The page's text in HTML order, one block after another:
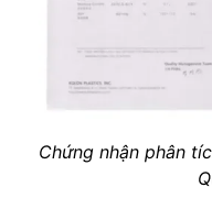
Chứng nhận phân